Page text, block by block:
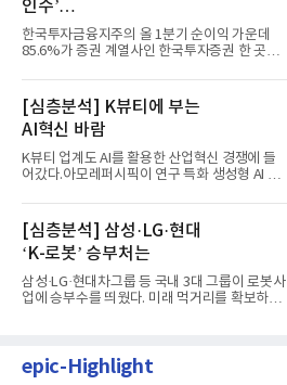
인수’
발걸음이 신중해진 배경은?
한국투자금융지주의 올 1분기 순이익 가운데
85.6%가 증권 계열사인 한국투자증권 한 곳에
[심층분석] K뷰티에 부는
AI혁신 바람
K뷰티 업계도 AI를 활용한 산업혁신 경쟁에 들
어갔다.아모레퍼시픽이 연구 특화 생성형 AI 플
[심층분석] 삼성·LG·현대
‘K-로봇’ 승부처는
삼성·LG·현대차그룹 등 국내 3대 그룹이 로봇사
업에 승부수를 띄웠다. 미래 먹거리를 확보하기
epic-Highlight